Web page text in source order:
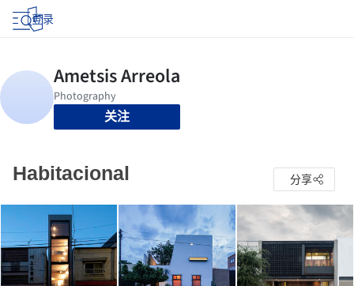
登录
关注
Habitacional 分享